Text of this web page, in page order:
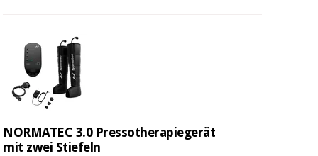
NORMATEC 3.0 Pressotherapiegerät
mit zwei Stiefeln